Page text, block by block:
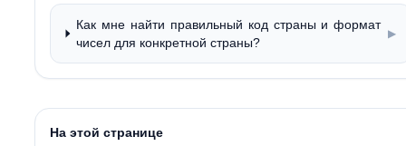
Как мне найти правильный код страны и формат
чисел для конкретной страны?
▶
На этой странице